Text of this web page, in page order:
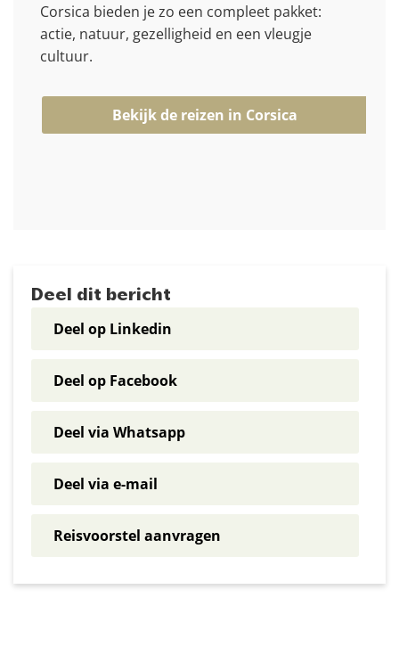
Corsica bieden je zo een compleet pakket:
actie, natuur, gezelligheid en een vleugje
cultuur.
Bekijk de reizen in Corsica
Deel dit bericht
Deel op Linkedin
Deel op Facebook
Deel via Whatsapp
Deel via e-mail
Reisvoorstel aanvragen